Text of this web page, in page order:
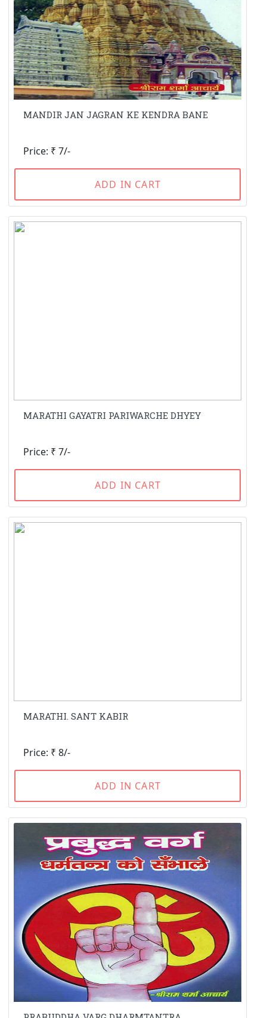
MANDIR JAN JAGRAN KE KENDRA BANE
Price: ₹ 7/-
ADD IN CART
MARATHI GAYATRI PARIWARCHE DHYEY
Price: ₹ 7/-
ADD IN CART
MARATHI. SANT KABIR
Price: ₹ 8/-
ADD IN CART